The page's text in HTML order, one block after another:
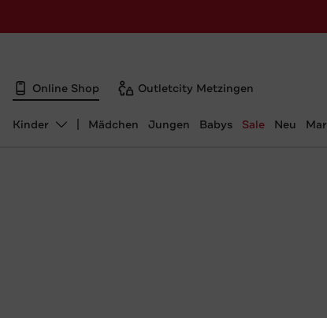
Online Shop Outletcity Metzingen
Abteilung ändern, ausgewählt:
Kinder Mädchen Jungen Babys Sale Neu